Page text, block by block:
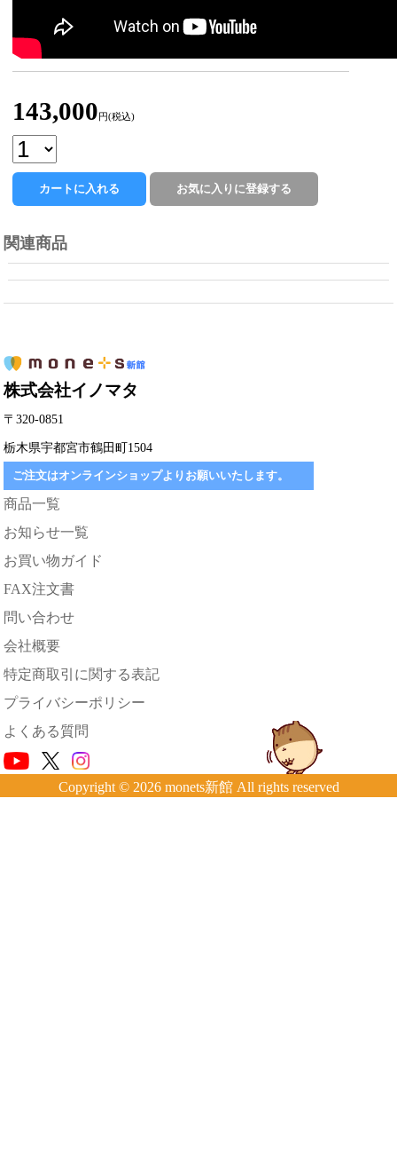
143,000 円(税込)
関連商品
株式会社イノマタ
〒320-0851
栃木県宇都宮市鶴田町1504
ご注文はオンラインショップよりお願いいたします。
商品一覧
お知らせ一覧
お買い物ガイド
FAX注文書
問い合わせ
会社概要
特定商取引に関する表記
プライバシーポリシー
よくある質問
Copyright © 2026 monets新館 All rights reserved